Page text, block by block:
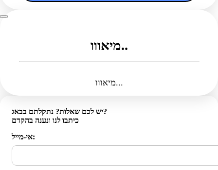
מיאווו..
מיאווו...
יש לכם שאלות? נתקלתם בבאג?
כיתבו לנו ונענה בהקדם
אי-מייל: